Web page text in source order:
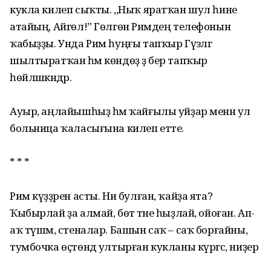
кукла килеп сыҡты. ,,Ныҡ яратҡан шул һине
атайың, Айгөл!” Гөлгөнә Римдең телефонын
ҡабыҙҙы. Унда Рим һуңғы тапҡыр Гүзәлгә
шылтыратҡан һәм көндөҙ ҙә бер тапҡыр
һөйләшкәндәр.
Ауыр, аңлайышһыҙ һәм ҡайғылы уйҙар менән ул
больница ҡаласығына килеп етте.
* * *
Рим күҙҙәрен асты. Ни булған, ҡайҙа ята?
Ҡыбырлай ҙа алмай, бөтә тәне һыҙлай, ойоған. Ап-
аҡ түшәм, стеналар. Башын саҡ – саҡ борғайны,
тумбочка өҫтөндә ултырған кукланы күргәс, ниҙер